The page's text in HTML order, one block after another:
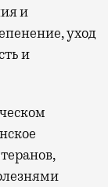
и
уход
и